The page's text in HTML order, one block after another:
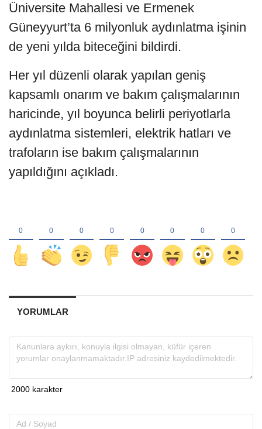
Üniversite Mahallesi ve Ermenek
Güneyyurt’ta 6 milyonluk aydınlatma işinin
de yeni yılda biteceğini bildirdi.
Her yıl düzenli olarak yapılan geniş
kapsamlı onarım ve bakım çalışmalarının
haricinde, yıl boyunca belirli periyotlarla
aydınlatma sistemleri, elektrik hatları ve
trafoların ise bakım çalışmalarının
yapıldığını açıkladı.
YORUMLAR